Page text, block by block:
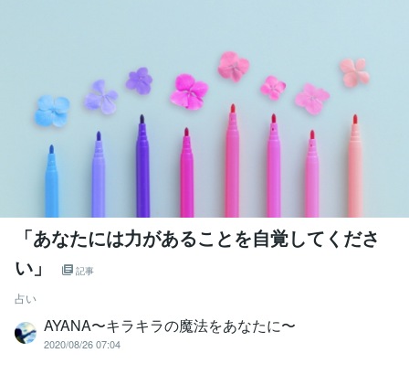
「あなたには力があることを自覚してくださ
い」
記事
占い
AYANA〜キラキラの魔法をあなたに〜
2020/08/26 07:04